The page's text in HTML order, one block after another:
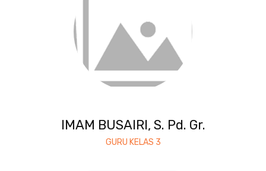
IMAM BUSAIRI, S. Pd. Gr.
GURU KELAS 3